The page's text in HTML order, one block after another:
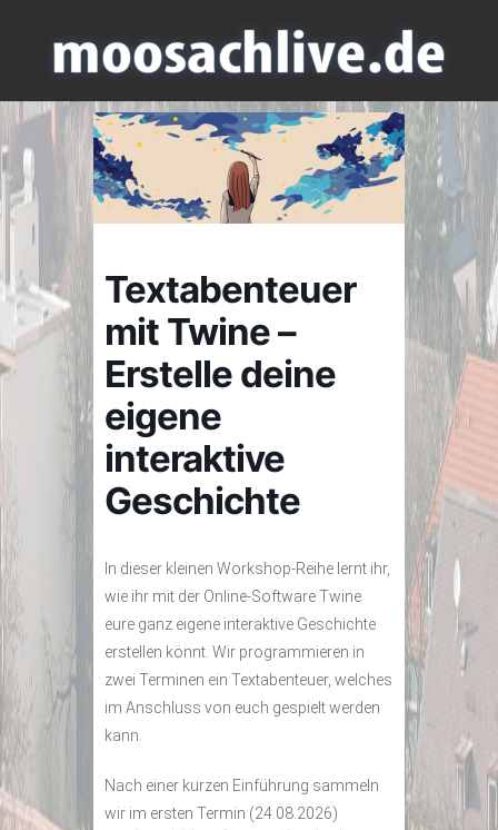
Textabenteuer
mit Twine –
Erstelle deine
eigene
interaktive
Geschichte
In dieser kleinen Workshop-Reihe lernt ihr,
wie ihr mit der Online-Software Twine
eure ganz eigene interaktive Geschichte
erstellen könnt. Wir programmieren in
zwei Terminen ein Textabenteuer, welches
im Anschluss von euch gespielt werden
kann.
Nach einer kurzen Einführung sammeln
wir im ersten Termin (24.08.2026)